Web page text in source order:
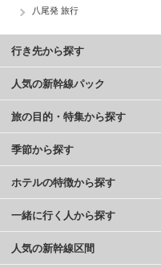
八尾発 旅行
行き先から探す
人気の新幹線パック
旅の目的・特集から探す
季節から探す
ホテルの特徴から探す
一緒に行く人から探す
人気の新幹線区間